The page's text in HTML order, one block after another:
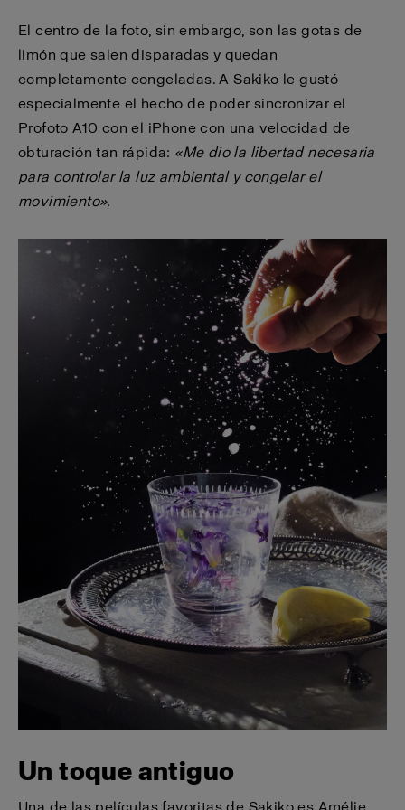
El centro de la foto, sin embargo, son las gotas de
limón que salen disparadas y quedan
completamente congeladas. A Sakiko le gustó
especialmente el hecho de poder sincronizar el
Profoto A10 con el iPhone con una velocidad de
obturación tan rápida: «Me dio la libertad necesaria
para controlar la luz ambiental y congelar el
movimiento».
Un toque antiguo
Una de las películas favoritas de Sakiko es Amélie,